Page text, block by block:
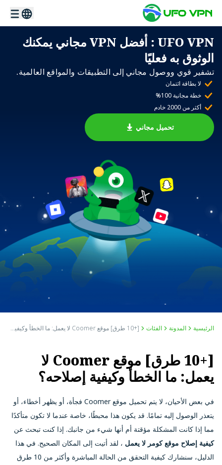
UFO VPN
: أفضل VPN مجاني يمكنك
الوثوق به فعليًا
تشفير قوي ووصول مجاني إلى التطبيقات والمواقع العالمية.
لا بطاقة ائتمان
خطة مجانية 100%
أكثر من 2000 خادم
تحميل مجاني
الرئيسية المدونة الفئات [+10 طرق] موقع Coomer لا يعمل: ما الخطأ وكيفية إصلاحه؟
[+10 طرق] موقع Coomer لا
يعمل: ما الخطأ وكيفية إصلاحه؟
في بعض الأحيان، لا يتم تحميل موقع Coomer فجأة، أو يظهر أخطاء، أو
يتعذر الوصول إليه تمامًا. قد يكون هذا محبطًا، خاصة عندما لا تكون متأكدًا
مما إذا كانت المشكلة مؤقتة أم أنها شيء من جانبك. إذا كنت تبحث عن
كيفية إصلاح موقع كومر لا يعمل ، لقد أتيت إلى المكان الصحيح. في هذا
الدليل، سنشارك كيفية التحقق من الحالة المباشرة وأكثر من 10 طرق